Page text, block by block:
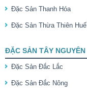
Đặc Sản Thanh Hóa
Đặc Sản Thừa Thiên Huế
ĐẶC SẢN TÂY NGUYÊN
Đặc Sản Đắc Lắc
Đặc Sản Đắc Nông